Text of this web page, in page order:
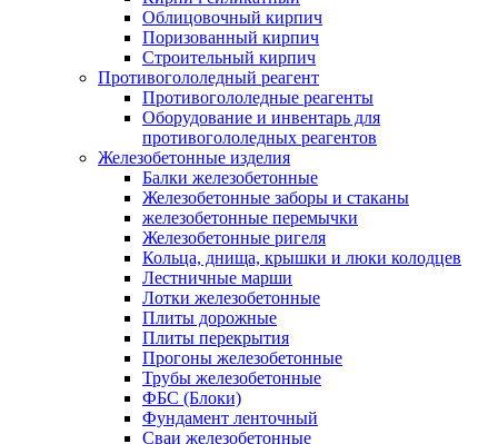
Облицовочный кирпич
Поризованный кирпич
Строительный кирпич
Противогололедный реагент
Противогололедные реагенты
Оборудование и инвентарь для
противогололедных реагентов
Железобетонные изделия
Балки железобетонные
Железобетонные заборы и стаканы
железобетонные перемычки
Железобетонные ригеля
Кольца, днища, крышки и люки колодцев
Лестничные марши
Лотки железобетонные
Плиты дорожные
Плиты перекрытия
Прогоны железобетонные
Трубы железобетонные
ФБС (Блоки)
Фундамент ленточный
Сваи железобетонные